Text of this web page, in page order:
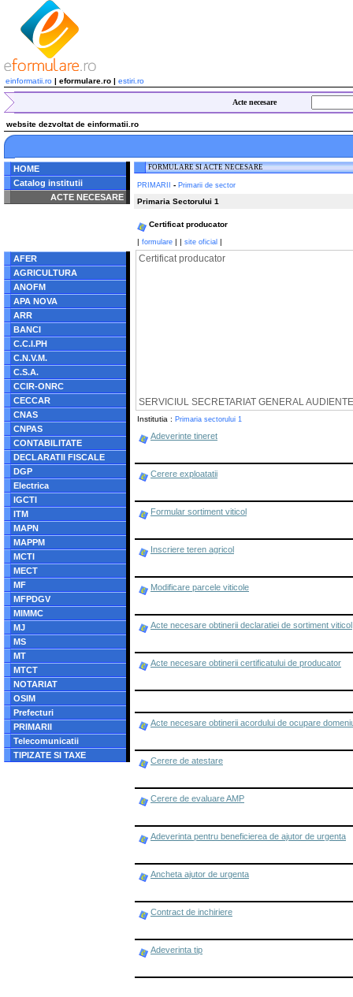
einformatii.ro | eformulare.ro | estiri.ro
Acte necesare
website dezvoltat de einformatii.ro
HOME
Catalog institutii
ACTE NECESARE
/home/eformulare.ro/public_html/navigare/stanga.php
AFER
AGRICULTURA
ANOFM
APA NOVA
ARR
BANCI
C.C.I.PH
C.N.V.M.
C.S.A.
CCIR-ONRC
CECCAR
CNAS
CNPAS
CONTABILITATE
DECLARATII FISCALE
DGP
Electrica
IGCTI
ITM
MAPN
MAPPM
MCTI
MECT
MF
MFPDGV
MIMMC
MJ
MS
MT
MTCT
NOTARIAT
OSIM
Prefecturi
PRIMARII
Telecomunicatii
TIPIZATE SI TAXE
FORMULARE SI ACTE NECESARE
PRIMARII - Primarii de sector
Primaria Sectorului 1
Certificat producator
| formulare | | site oficial |
Certificat producator
SERVICIUL SECRETARIAT GENERAL AUDIENTE
Institutia : Primaria sectorului 1
Adeverinte tineret
Cerere exploatatii
Formular sortiment viticol
Inscriere teren agricol
Modificare parcele viticole
Acte necesare obtinerii declaratiei de sortiment viticol
Acte necesare obtinerii certificatului de producator
Acte necesare obtinerii acordului de ocupare
Cerere de atestare
Cerere de evaluare AMP
Adeverinta pentru beneficierea de ajutor de urgenta
Ancheta ajutor de urgenta
Contract de inchiriere
Adeverinta tip